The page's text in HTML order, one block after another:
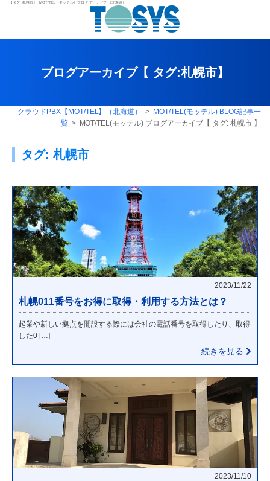
【タグ: 札幌市】| MOT/TEL（モッテル）ブログ アーカイブ （北海道）
ブログアーカイブ【 タグ:札幌市】
クラウドPBX【MOT/TEL】（北海道） > MOT/TEL(モッテル) BLOG記事一
覧> MOT/TEL(モッテル) ブログアーカイブ【 タグ:札幌市 】
タグ: 札幌市
2023/11/22
札幌011番号をお得に取得・利用する方法とは？
起業や新しい拠点を開設する際には会社の電話番号を取得したり、取得
した0 […]
続きを見る
2023/11/10